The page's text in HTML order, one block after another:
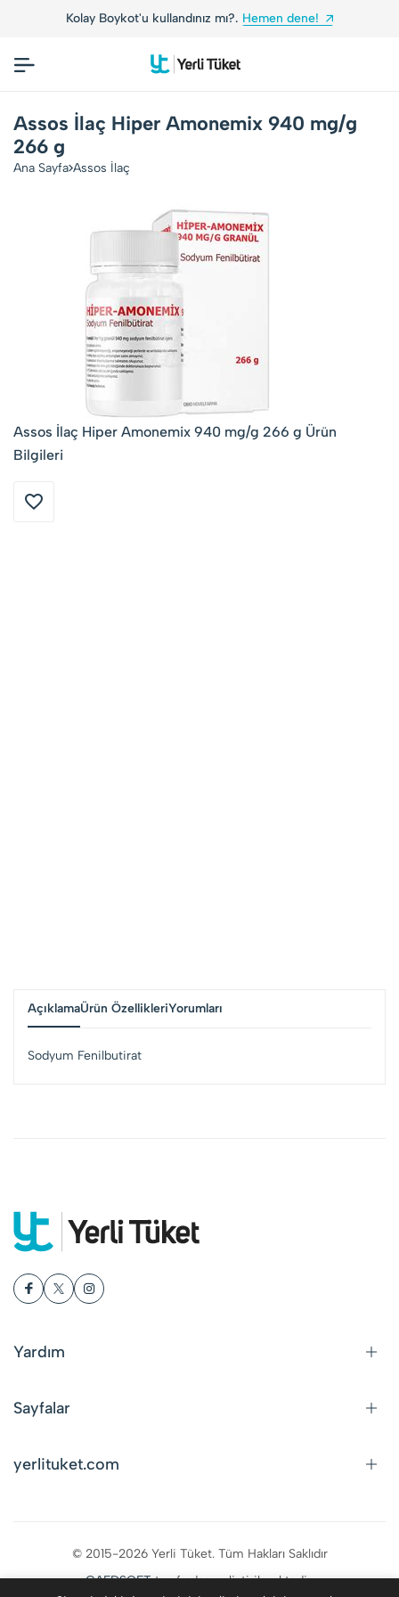
Kolay Boykot'u kullandınız mı?. Hemen dene!
Assos İlaç Hiper Amonemix 940 mg/g
266 g
Ana Sayfa Assos İlaç
Assos İlaç Hiper Amonemix 940 mg/g 266 g Ürün
Bilgileri
AçıklamaÜrün ÖzellikleriYorumları
Sodyum Fenilbutirat
Yardım
Sayfalar
yerlituket.com
© 2015-2026 Yerli Tüket. Tüm Hakları Saklıdır
CAFDSOFTtarafından geliştirilmektedir.